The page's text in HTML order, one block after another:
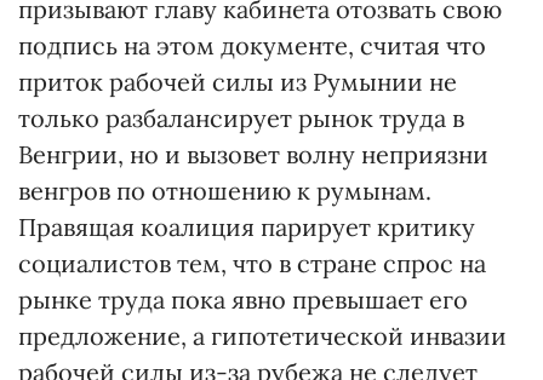
призывают главу кабинета отозвать свою
подпись на этом документе, считая что
приток рабочей силы из Румынии не
только разбалансирует рынок труда в
Венгрии, но и вызовет волну неприязни
венгров по отношению к румынам.
Правящая коалиция парирует критику
социалистов тем, что в стране спрос на
рынке труда пока явно превышает его
предложение, а гипотетической инвазии
рабочей силы из-за рубежа не следует